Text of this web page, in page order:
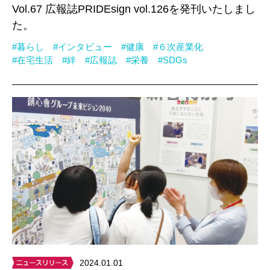
Vol.67 広報誌PRIDEsign vol.126を発刊いたしまし
た。
#暮らし #インタビュー #健康
#６次産業化
#在宅生活
#絆 #広報誌 #栄養 #SDGs
2024.01.01